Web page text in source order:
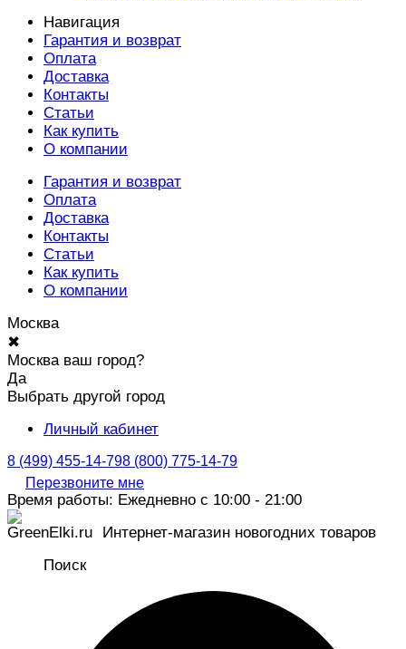
Навигация
Гарантия и возврат
Оплата
Доставка
Контакты
Статьи
Как купить
О компании
Гарантия и возврат
Оплата
Доставка
Контакты
Статьи
Как купить
О компании
Москва
✖
Москва ваш город?
Да
Выбрать другой город
Личный кабинет
8 (499) 455-14-798 (800) 775-14-79
Перезвоните мне
Время работы: Ежедневно с 10:00 - 21:00
Интернет-магазин новогодних товаров
Поиск